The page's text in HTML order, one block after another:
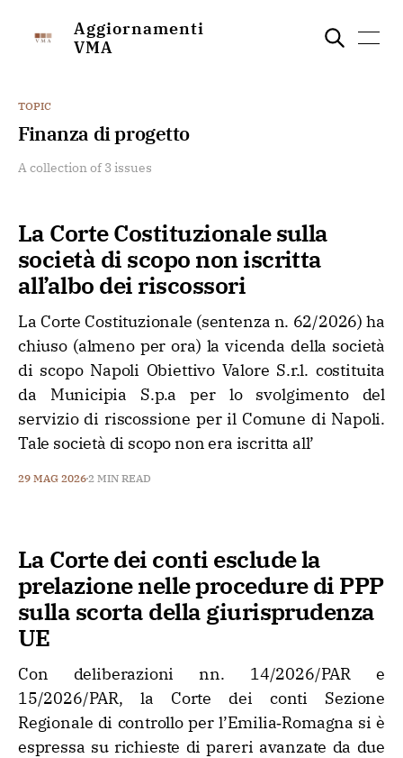
Aggiornamenti
VMA
TOPIC
Finanza di progetto
A collection of 3 issues
La Corte Costituzionale sulla
società di scopo non iscritta
all’albo dei riscossori
La Corte Costituzionale (sentenza n. 62/2026) ha
chiuso (almeno per ora) la vicenda della società
di scopo Napoli Obiettivo Valore S.r.l. costituita
da Municipia S.p.a per lo svolgimento del
servizio di riscossione per il Comune di Napoli.
Tale società di scopo non era iscritta all’
29 MAG 20262 MIN READ
La Corte dei conti esclude la
prelazione nelle procedure di PPP
sulla scorta della giurisprudenza
UE
Con deliberazioni nn. 14/2026/PAR e
15/2026/PAR, la Corte dei conti Sezione
Regionale di controllo per l’Emilia‑Romagna si è
espressa su richieste di pareri avanzate da due